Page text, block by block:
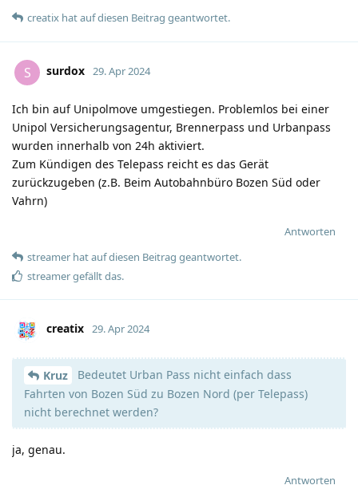
creatix hatauf diesen Beitrag geantwortet.
S surdox 29. Apr 2024
Ich bin auf Unipolmove umgestiegen. Problemlos bei einer
Unipol Versicherungsagentur, Brennerpass und Urbanpass
wurden innerhalb von 24h aktiviert.
Zum Kündigen des Telepass reicht es das Gerät
zurückzugeben (z.B. Beim Autobahnbüro Bozen Süd oder
Vahrn)
Antworten
streamer hatauf diesen Beitrag geantwortet.
streamergefällt das.
creatix 29. Apr 2024
Kruz
Bedeutet Urban Pass nicht einfach dass
Fahrten von Bozen Süd zu Bozen Nord (per Telepass)
nicht berechnet werden?
ja, genau.
Antworten